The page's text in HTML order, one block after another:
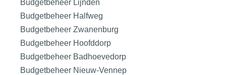
Budgetbeheer Lijnden
Budgetbeheer Halfweg
Budgetbeheer Zwanenburg
Budgetbeheer Hoofddorp
Budgetbeheer Badhoevedorp
Budgetbeheer Nieuw-Vennep